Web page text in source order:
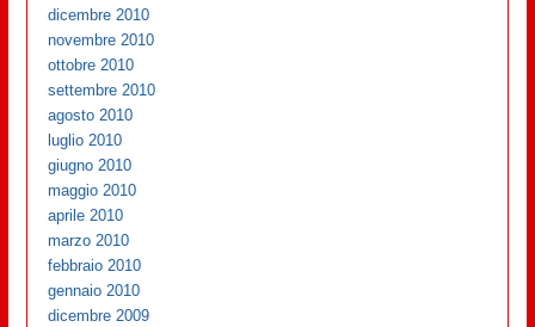
dicembre 2010
novembre 2010
ottobre 2010
settembre 2010
agosto 2010
luglio 2010
giugno 2010
maggio 2010
aprile 2010
marzo 2010
febbraio 2010
gennaio 2010
dicembre 2009